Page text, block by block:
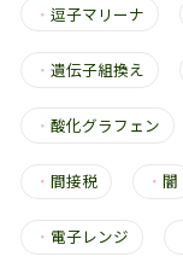
・ 逗子マリーナ
・ 遺伝子組換え
・ 酸化グラフェン
・ 間接税 ・闇
・ 電子レンジ